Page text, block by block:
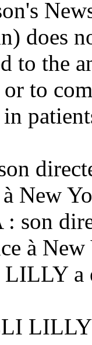
does
to the
to
à New
son
à
a
LILLY